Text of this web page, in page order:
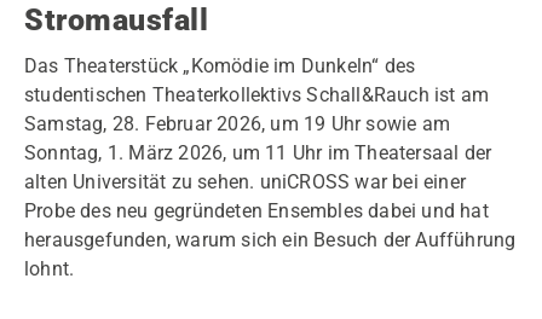
Stromausfall
Das Theaterstück „Komödie im Dunkeln“ des
studentischen Theaterkollektivs Schall&Rauch ist am
Samstag, 28. Februar 2026, um 19 Uhr sowie am
Sonntag, 1. März 2026, um 11 Uhr im Theatersaal der
alten Universität zu sehen. uniCROSS war bei einer
Probe des neu gegründeten Ensembles dabei und hat
herausgefunden, warum sich ein Besuch der Aufführung
lohnt.